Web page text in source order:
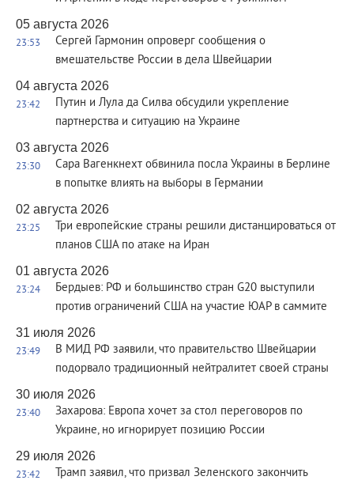
05 августа 2026
23:53
Сергей Гармонин опроверг сообщения о
вмешательстве России в дела Швейцарии
04 августа 2026
23:42
Путин и Лула да Силва обсудили укрепление
партнерства и ситуацию на Украине
03 августа 2026
23:30
Сара Вагенкнехт обвинила посла Украины в Берлине
в попытке влиять на выборы в Германии
02 августа 2026
23:25
Три европейские страны решили дистанцироваться от
планов США по атаке на Иран
01 августа 2026
23:24
Бердыев: РФ и большинство стран G20 выступили
против ограничений США на участие ЮАР в саммите
31 июля 2026
23:49
В МИД РФ заявили, что правительство Швейцарии
подорвало традиционный нейтралитет своей страны
30 июля 2026
23:40
Захарова: Европа хочет за стол переговоров по
Украине, но игнорирует позицию России
29 июля 2026
23:42 Трамп заявил, что призвал Зеленского закончить